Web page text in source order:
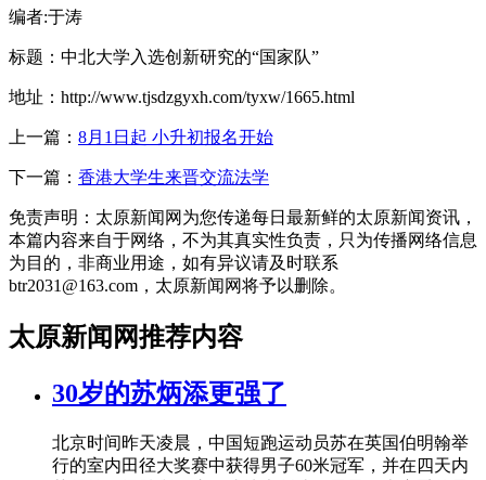
编者:于涛
标题：中北大学入选创新研究的“国家队”
地址：http://www.tjsdzgyxh.com/tyxw/1665.html
上一篇： 8月1日起 小升初报名开始
下一篇： 香港大学生来晋交流法学
免责声明：太原新闻网为您传递每日最新鲜的太原新闻资讯，
本篇内容来自于网络，不为其真实性负责，只为传播网络信息
为目的，非商业用途，如有异议请及时联系
btr2031@163.com，太原新闻网将予以删除。
太原新闻网推荐内容
30岁的苏炳添更强了
北京时间昨天凌晨，中国短跑运动员苏在英国伯明翰举
行的室内田径大奖赛中获得男子60米冠军，并在四天内